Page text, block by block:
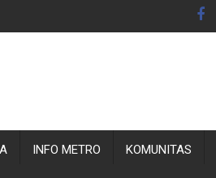
INFO METRO KOMUNITAS